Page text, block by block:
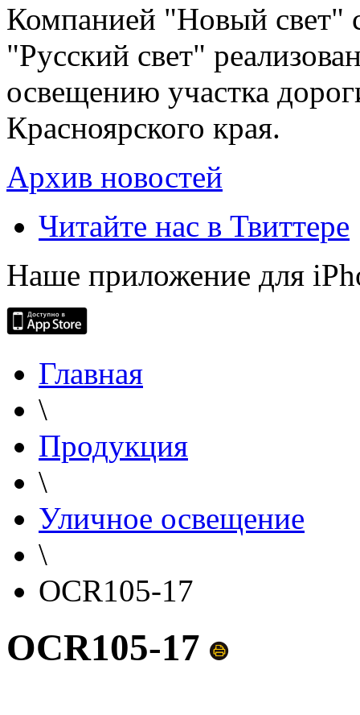
Компанией "Новый свет"
"Русский свет"
освещению участка
Красноярского края.
Архив новостей
Читайте нас в Твиттере
Наше приложение для
Главная
\
Продукция
\
Уличное освещение
\
OCR105-17
OCR105-17